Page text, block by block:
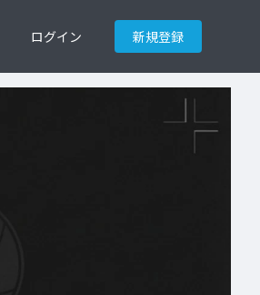
ログイン 新規登録